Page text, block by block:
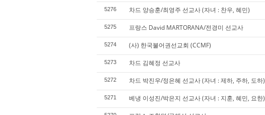
5276 차드 양승훈/최영주 선교사 (자녀 : 찬우, 혜민)
5275 프랑스 David MARTORANA/전경미 선교사
5274 (사) 한국불어권선교회 (CCMF)
5273 차드 김혜정 선교사
5272 차드 박진우/정은혜 선교사 (자녀 : 제하, 주하, 도하)
5271 베냉 이성진/박은지 선교사 (자녀 : 지훈, 혜민, 요한)